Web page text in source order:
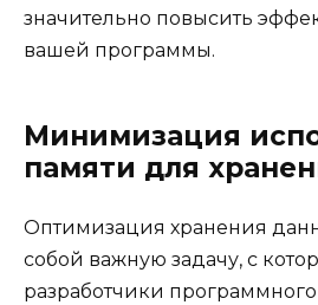
значительно повысить
вашей программы.
Минимизация
памяти для
Оптимизация хранения
собой важную задачу, с
разработчики